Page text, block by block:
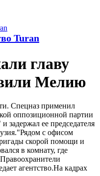
Turan
главу
Мелию
Спецназ применил
оппозиционной партии
задержал ее председателя
с офисом
скорой помощи и
в комнату, где
агентство.На кадрах